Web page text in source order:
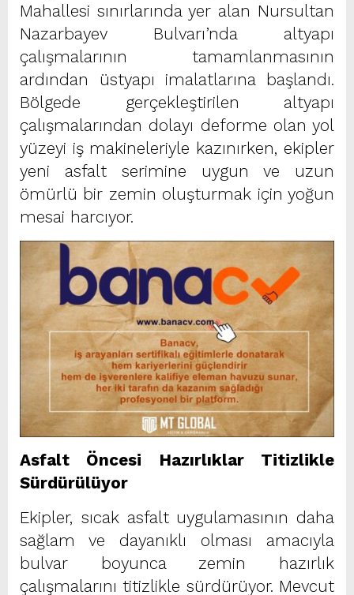
Mahallesi sınırlarında yer alan Nursultan
Nazarbayev Bulvarı’nda altyapı
çalışmalarının tamamlanmasının
ardından üstyapı imalatlarına başlandı.
Bölgede gerçekleştirilen altyapı
çalışmalarından dolayı deforme olan yol
yüzeyi iş makineleriyle kazınırken, ekipler
yeni asfalt serimine uygun ve uzun
ömürlü bir zemin oluşturmak için yoğun
mesai harcıyor.
Asfalt Öncesi Hazırlıklar Titizlikle
Sürdürülüyor
Ekipler, sıcak asfalt uygulamasının daha
sağlam ve dayanıklı olması amacıyla
bulvar boyunca zemin hazırlık
çalışmalarını titizlikle sürdürüyor. Mevcut